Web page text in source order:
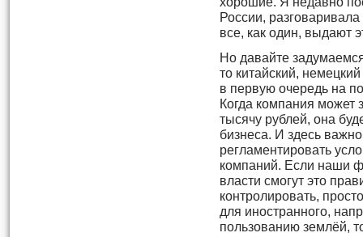
России,
все, как один, выдают
Но давайте
то китайский,
в первую очередь на
Когда компания может
тысячу рублей, она
бизнеса. И здесь
регламентировать
компаний. Если наши
власти смогут это
контролировать,
для иностранного,
пользованию землёй,